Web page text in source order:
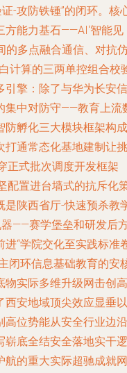
-攻防铁锺”的闭环。核
方能力基石——AI‘智能见
的多点融合通信、对抗
计算的三两单控组合校
引擎：除了与华为长安信
集中对防守——教育上流
防孵化三大模块框架构成
打通常态化基地建制让挑
正式批次调度开发框架
配置进台墙式的抗斥化
是陕西省厅-快速预杀教
——赛学堡垒和研发后
“学院交化至实践标准
闭环信息基础教育的安
物实际多维升级网击创高
西安地域顶尖效应显垂以
高位势能从安全行业边沿
崭底全结安全落地实干逻
航的重大实际超驰成就网